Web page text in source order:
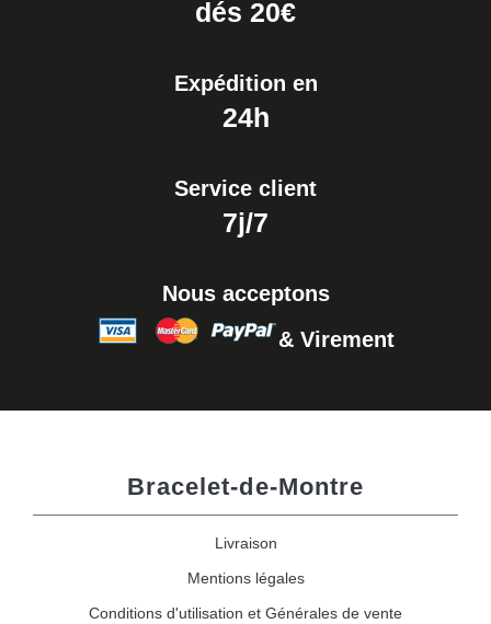
Montre Facile
dés 20€
Expédition en
24h
Service client
7j/7
Nous acceptons
& Virement
Bracelet-de-Montre
Livraison
Mentions légales
Conditions d'utilisation et Générales de vente